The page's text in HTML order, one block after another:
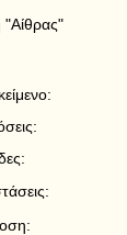
"Αίθρας"